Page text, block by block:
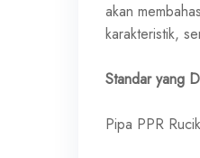
akan
karakteristik,
Standar yang
Pipa PPR